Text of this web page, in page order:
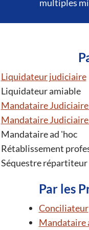
multiples
Liquidateur judiciaire
Liquidateur amiable
Mandataire Judiciaire
Mandataire
Mandataire ad 'hoc
Rétablissement
Séquestre répartiteur
Par les
Conciliateur
Mandataire